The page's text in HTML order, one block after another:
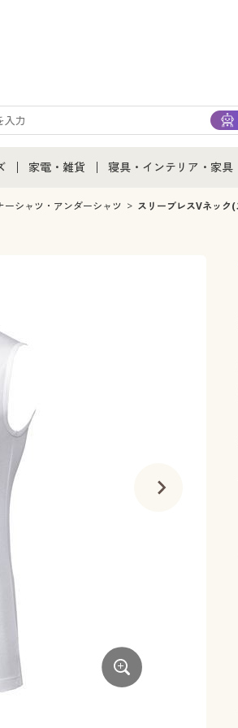
通販すべて
家電・雑貨
家電・雑貨すべて
寝具・インテリア・家具
寝具・インテリア・家具
カーテン・ラグ・ファ
ーシャツ・アンダーシャツ スリーブレスVネッ